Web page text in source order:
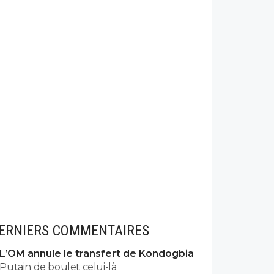
COMMENTAIRES
L’OM annule le transfert de Kondogbia
Putain de boulet celui-là